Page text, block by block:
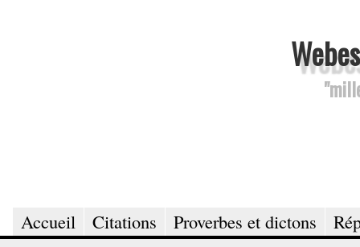
Accueil Citations Proverbes et dictons